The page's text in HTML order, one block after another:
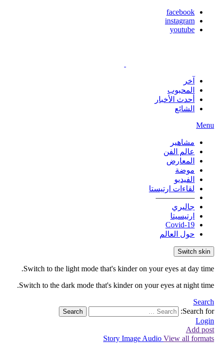
facebook
instagram
youtube
آخر
المحبوب
أحدث الأخبار
الشائع
Menu
مشاهير
عالم الفن
المعارض
موضة
الفيديو
لقاءات ارتيستا
—————
جاليري
ارتيسيتا
Covid-19
حول العالم
Switch skin
Switch to the light mode that's kinder on your eyes at day time.
Switch to the dark mode that's kinder on your eyes at night time.
Search
Search for:
Search
Login
Add post
Story Image Audio View all formats